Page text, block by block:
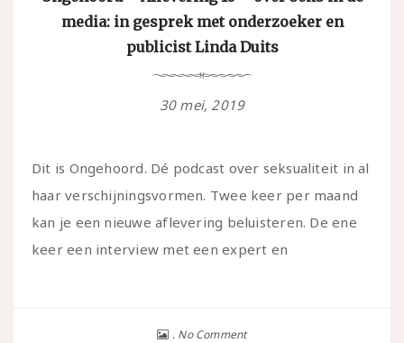
media: in gesprek met onderzoeker en
publicist Linda Duits
30 mei, 2019
Dit is Ongehoord. Dé podcast over seksualiteit in al
haar verschijningsvormen. Twee keer per maand
kan je een nieuwe aflevering beluisteren. De ene
keer een interview met een expert en
No Comment